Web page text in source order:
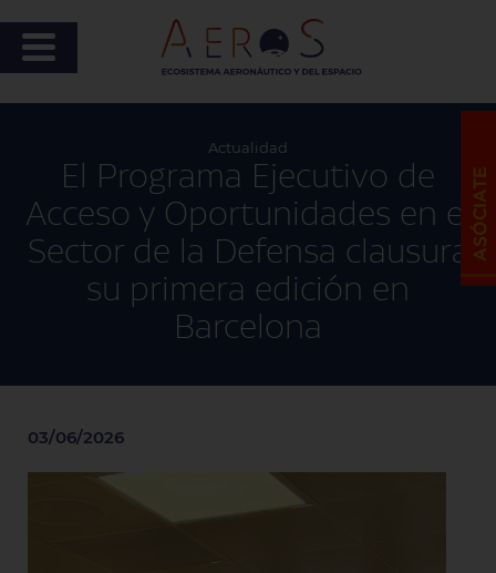
Actualidad
El Programa Ejecutivo de
Acceso y Oportunidades en el
Sector de la Defensa clausura
su primera edición en
Barcelona
03/06/2026